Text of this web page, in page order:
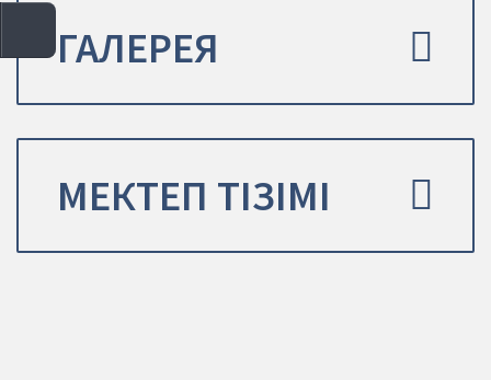
ГАЛЕРЕЯ
МЕКТЕП ТІЗІМІ